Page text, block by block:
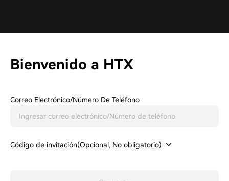
Bienvenido a HTX
Correo Electrónico/Número De Teléfono
Código de invitación(Opcional, No obligatorio)